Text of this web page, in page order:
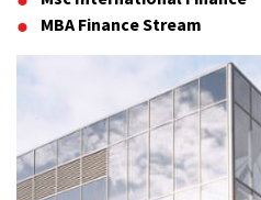
MBA Finance Stream